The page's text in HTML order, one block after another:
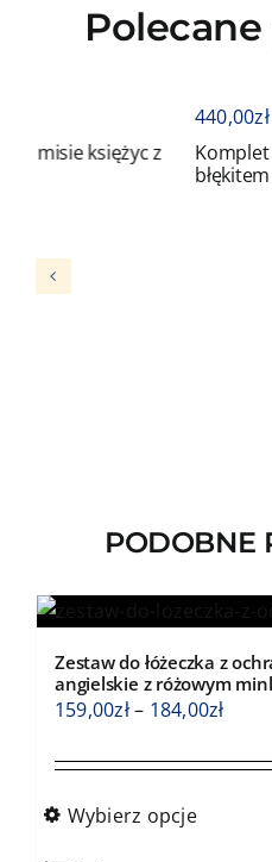
z
Komplet do
błękitem
PODOBNE
Zestaw do łóżeczka z
angielskie z różowym
159,00zł– 184,00złZakres
od
Wybierz opcje
Ten